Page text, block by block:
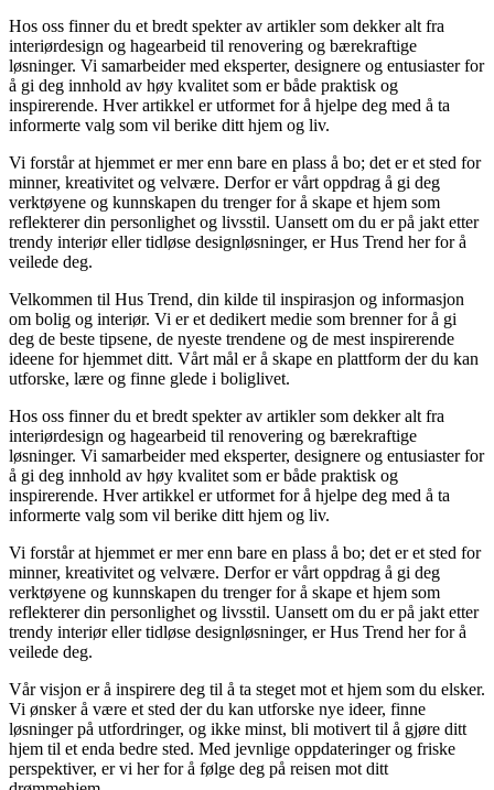
Hos oss finner du et bredt spekter av artikler som dekker alt fra
interiørdesign og hagearbeid til renovering og bærekraftige
løsninger. Vi samarbeider med eksperter, designere og entusiaster for
å gi deg innhold av høy kvalitet som er både praktisk og
inspirerende. Hver artikkel er utformet for å hjelpe deg med å ta
informerte valg som vil berike ditt hjem og liv.
Vi forstår at hjemmet er mer enn bare en plass å bo; det er et sted for
minner, kreativitet og velvære. Derfor er vårt oppdrag å gi deg
verktøyene og kunnskapen du trenger for å skape et hjem som
reflekterer din personlighet og livsstil. Uansett om du er på jakt etter
trendy interiør eller tidløse designløsninger, er Hus Trend her for å
veilede deg.
Velkommen til Hus Trend, din kilde til inspirasjon og informasjon
om bolig og interiør. Vi er et dedikert medie som brenner for å gi
deg de beste tipsene, de nyeste trendene og de mest inspirerende
ideene for hjemmet ditt. Vårt mål er å skape en plattform der du kan
utforske, lære og finne glede i boliglivet.
Hos oss finner du et bredt spekter av artikler som dekker alt fra
interiørdesign og hagearbeid til renovering og bærekraftige
løsninger. Vi samarbeider med eksperter, designere og entusiaster for
å gi deg innhold av høy kvalitet som er både praktisk og
inspirerende. Hver artikkel er utformet for å hjelpe deg med å ta
informerte valg som vil berike ditt hjem og liv.
Vi forstår at hjemmet er mer enn bare en plass å bo; det er et sted for
minner, kreativitet og velvære. Derfor er vårt oppdrag å gi deg
verktøyene og kunnskapen du trenger for å skape et hjem som
reflekterer din personlighet og livsstil. Uansett om du er på jakt etter
trendy interiør eller tidløse designløsninger, er Hus Trend her for å
veilede deg.
Vår visjon er å inspirere deg til å ta steget mot et hjem som du elsker.
Vi ønsker å være et sted der du kan utforske nye ideer, finne
løsninger på utfordringer, og ikke minst, bli motivert til å gjøre ditt
hjem til et enda bedre sted. Med jevnlige oppdateringer og friske
perspektiver, er vi her for å følge deg på reisen mot ditt